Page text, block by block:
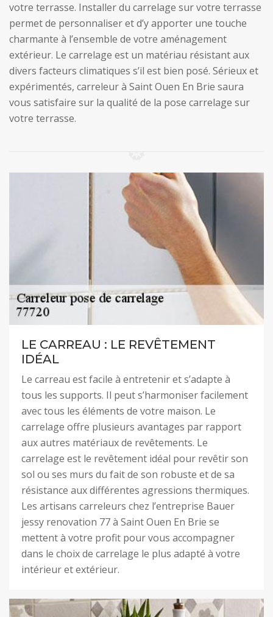
votre terrasse. Installer du carrelage sur votre terrasse
permet de personnaliser et d’y apporter une touche
charmante à l’ensemble de votre aménagement
extérieur. Le carrelage est un matériau résistant aux
divers facteurs climatiques s’il est bien posé. Sérieux et
expérimentés, carreleur à Saint Ouen En Brie saura
vous satisfaire sur la qualité de la pose carrelage sur
votre terrasse.
LE CARREAU : LE REVÊTEMENT
IDÉAL
Le carreau est facile à entretenir et s’adapte à
tous les supports. Il peut s’harmoniser facilement
avec tous les éléments de votre maison. Le
carrelage offre plusieurs avantages par rapport
aux autres matériaux de revêtements. Le
carrelage est le revêtement idéal pour revêtir son
sol ou ses murs du fait de son robuste et de sa
résistance aux différentes agressions thermiques.
Les artisans carreleurs chez l’entreprise Bauer
jessy renovation 77 à Saint Ouen En Brie se
mettent à votre profit pour vous accompagner
dans le choix de carrelage le plus adapté à votre
intérieur et extérieur.